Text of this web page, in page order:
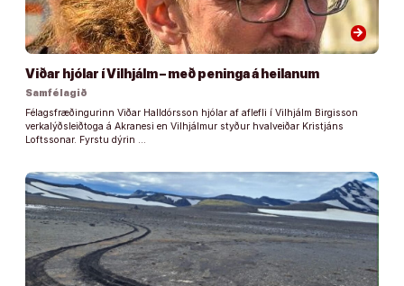
arrow_forward
Viðar hjólar í Vilhjálm – með peninga á heilanum
Samfélagið
Félagsfræðingurinn Viðar Halldórsson hjólar af aflefli í Vilhjálm Birgisson
verkalýðsleiðtoga á Akranesi en Vilhjálmur styður hvalveiðar Kristjáns
Loftssonar. Fyrstu dýrin …